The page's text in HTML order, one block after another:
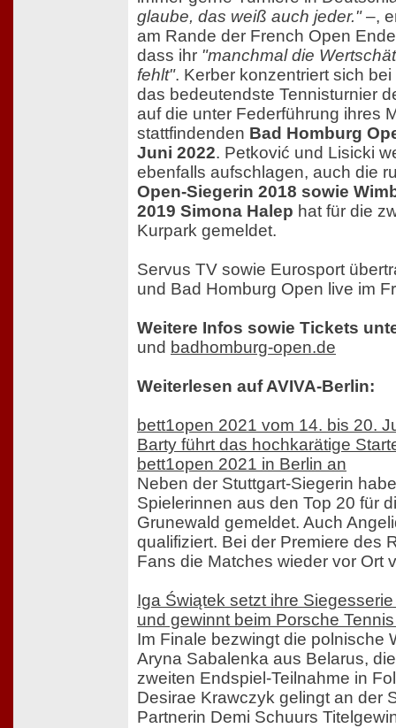
glaube, das weiß auch jeder."–,
am Rande der French Open
dass ihr "manchmal die
fehlt". Kerber konzentriert sich
das bedeutendste Tennisturnier
auf die unter Federführung ihres
stattfindenden Bad Homburg
Juni 2022. Petković und Lisicki
ebenfalls aufschlagen, auch die
Open-Siegerin 2018 sowie
2019 Simona Halep hat für die
Kurpark gemeldet.
Servus TV sowie Eurosport
und Bad Homburg Open live im
Weitere Infos sowie Tickets
und badhomburg-open.de
Weiterlesen auf AVIVA-Berlin:
bett1open 2021 vom 14. bis 20.
Barty führt das hochkarätige
bett1open 2021 in Berlin an
Neben der Stuttgart-Siegerin
Spielerinnen aus den Top 20 für
Grunewald gemeldet. Auch
qualifiziert. Bei der Premiere des
Fans die Matches wieder vor Ort
Iga Świątek setzt ihre
und gewinnt beim Porsche
Im Finale bezwingt die polnische
Aryna Sabalenka aus Belarus,
zweiten Endspiel-Teilnahme in
Desirae Krawczyk gelingt an der
Partnerin Demi Schuurs